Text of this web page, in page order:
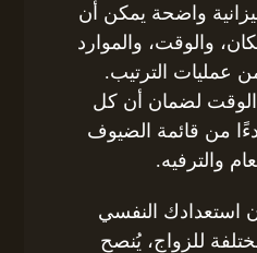
واضحة يمكن أن
والوقت، والموارد
عمليات الترتيب.
الوقت لضمان أن كل
من قائمة الضيوف
والترفيه.
استعدادك النفسي
للزواج، يُنصح